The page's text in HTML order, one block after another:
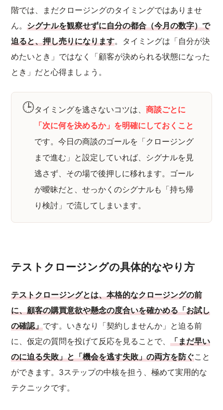
階では、まだクロージングのタイミングではありませ
ん。シグナルを観察せずに自分の都合（今月の数字）で
迫ると、押し売りになります。タイミングは「自分が決
めたいとき」ではなく「顧客が決められる状態になった
とき」だと心得ましょう。
🕒タイミングを逃さないコツは、商談ごとに
「次に何を決めるか」を明確にしておくこと
です。今日の商談のゴールを「クロージング
まで進む」と設定していれば、シグナルを見
逃さず、その場で後押しに移れます。ゴール
が曖昧だと、せっかくのシグナルも「持ち帰
り検討」で流してしまいます。
テストクロージングの具体的なやり方
テストクロージングとは、本格的なクロージングの前
に、顧客の購買意欲や懸念の度合いを確かめる「お試し
の確認」です。いきなり「契約しませんか」と迫る前
に、仮定の質問を投げて反応を見ることで、「まだ早い
のに迫る失敗」と「機会を逃す失敗」の両方を防ぐこと
ができます。3ステップの中核を担う、極めて実用的な
テクニックです。